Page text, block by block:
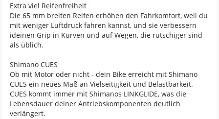
Extra viel Reifenfreiheit
Die 65 mm breiten Reifen erhöhen den Fahrkomfort, weil du
mit weniger Luftdruck fahren kannst, und sie verbessern
ideinen Grip in Kurven und auf Wegen, die rutschiger sind
als üblich.
Shimano CUES
Ob mit Motor oder nicht - dein Bike erreicht mit Shimano
CUES ein neues Maß an Vielseitigkeit und Belastbarkeit.
CUES kommt immer mit Shimanos LINKGLIDE, was die
Lebensdauer deiner Antriebskomponenten deutlich
verlängert.